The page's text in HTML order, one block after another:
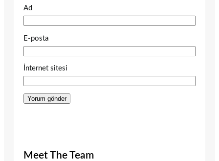
Ad
E-posta
İnternet sitesi
Meet The Team